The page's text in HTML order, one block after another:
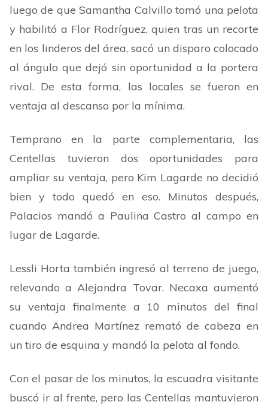
luego de que Samantha Calvillo tomó una pelota
y habilitó a Flor Rodríguez, quien tras un recorte
en los linderos del área, sacó un disparo colocado
al ángulo que dejó sin oportunidad a la portera
rival. De esta forma, las locales se fueron en
ventaja al descanso por la mínima.
Temprano en la parte complementaria, las
Centellas tuvieron dos oportunidades para
ampliar su ventaja, pero Kim Lagarde no decidió
bien y todo quedó en eso. Minutos después,
Palacios mandó a Paulina Castro al campo en
lugar de Lagarde.
Lessli Horta también ingresó al terreno de juego,
relevando a Alejandra Tovar. Necaxa aumentó
su ventaja finalmente a 10 minutos del final
cuando Andrea Martínez remató de cabeza en
un tiro de esquina y mandó la pelota al fondo.
Con el pasar de los minutos, la escuadra visitante
buscó ir al frente, pero las Centellas mantuvieron